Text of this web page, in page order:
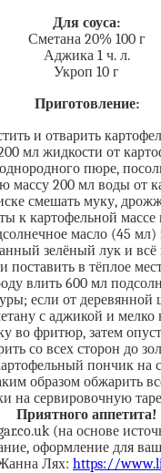
Для соуса:
Сметана 20% 100 г
Аджика 1 ч. л.
Укроп 10 г
Приготовление:
и отварить
мл жидкости от
пюре,
массу 200 мл воды от
смешать муку,
к картофельной
масло (45 мл)
зелёный лук и
поставить в тёплое
влить 600 мл
если от
с аджикой и
во фритюр, затем
со всех сторон до
пончик на
образом обжарить
на сервировочную
Приятного аппетита!
(на основе
оформление для
Лях: https://